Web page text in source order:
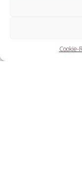
Cookie-
Schlüsseldienst
Die Partner
von einem